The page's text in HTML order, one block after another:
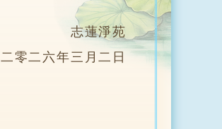
志蓮淨苑
二零二六年三月二日